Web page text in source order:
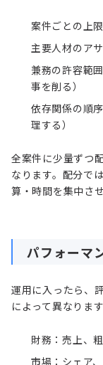
案件ごとの上
主要人材のア
兼務の許容範
事を削る）
依存関係の順
理する）
全案件に少量ずつ
なります。配分で
算・時間を集中さ
パフォーマ
運用に入ったら、
によって異なりま
財務：売上、
市場：シェア